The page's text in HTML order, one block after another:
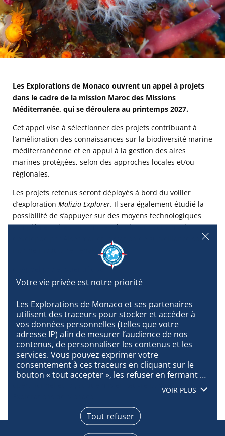
Les Explorations de Monaco et ses partenaires
utilisent des traceurs pour stocker et accéder à
vos données personnelles (telles que votre
adresse IP) afin de mesurer l’audience de nos
contenus, de personnaliser les contenus et les
services. Vous pouvez exprimer votre
consentement à ces traceurs en cliquant sur le
bouton « tout accepter », les refuser en fermant
accepter », ou vous informer sur le détail de
chaque finalité et exprimer votre choix pour
chacune d’entre elles en cliquant sur « paramétrer
». En cliquant sur « tout accepter », vous acceptez
VOIR PLUS
Tout refuser
Les Explorations de Monaco ouvrent un appel à projets
dans le cadre de la mission Maroc des Missions
Méditerranée, qui se déroulera au printemps 2027.
Cet appel vise à sélectionner des projets contribuant à
l’amélioration des connaissances sur la biodiversité marine
méditerranéenne et en appui à la gestion des aires
marines protégées, selon des approches locales et/ou
régionales.
Les projets retenus seront déployés à bord du voilier
d’exploration Malizia Explorer. Il sera également étudié la
possibilité de s’appuyer sur des moyens technologiques
complémentaires, notamment le planeur sous-marin
développé par Alseamar et la s
tation de surveillance sous-
Tēnaka.
👉 Présentation Malizia Explorer
👉Présentation SeaExplorer Alseamar
👉Présentation Tēnaka Station
📅Date limite de soumission : 12 mai 2026
Les projets retenus seront intégrés au programme
scientifique de la mission et bénéficieront du cadre